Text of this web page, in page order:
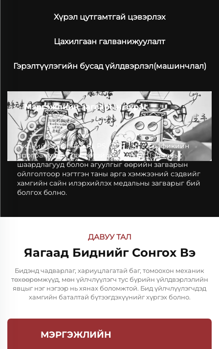
Хүрэл цутгамтгай цэвэрлэх
Цахилгаан галванижуулалт
Гэрэлтүүлэгийн бусад үйлдвэрлэл(машинчлал)
Бидний загварчид AI, PS, CDR зэрэг графикийн
програмуудыг чөлөөтэй ашигладаг. Тэд таны
шаардлагууд болон агуулгыг өөрийн загварын
ойлголтоор нэгтгэн таны арга хэмжээний сэдвийг
хамгийн сайн илэрхийлэх медальны загварыг бий
болгох болно.
Мэргэжлийн загварын зураг
ДАВУУ ТАЛ
Яагаад Биднийг Сонгох Вэ
Бидэнд чадварлаг, хариуцлагатай баг, томоохон механик
төхөөрөмжүүд, мөн үйлчлүүлэгч тус бүрийн үйлдвэрлэлийн
явцыг нэг нэгээр нь хянах боломжтой. Бид үйлчлүүлэгчдэд
хамгийн баталтай бүтээгдэхүүнийг хүргэх болно.
МЭРГЭЖЛИЙН